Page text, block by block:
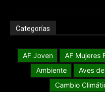
Categorías
AF Joven AF Mujeres
Ambiente
Aves
Cambio